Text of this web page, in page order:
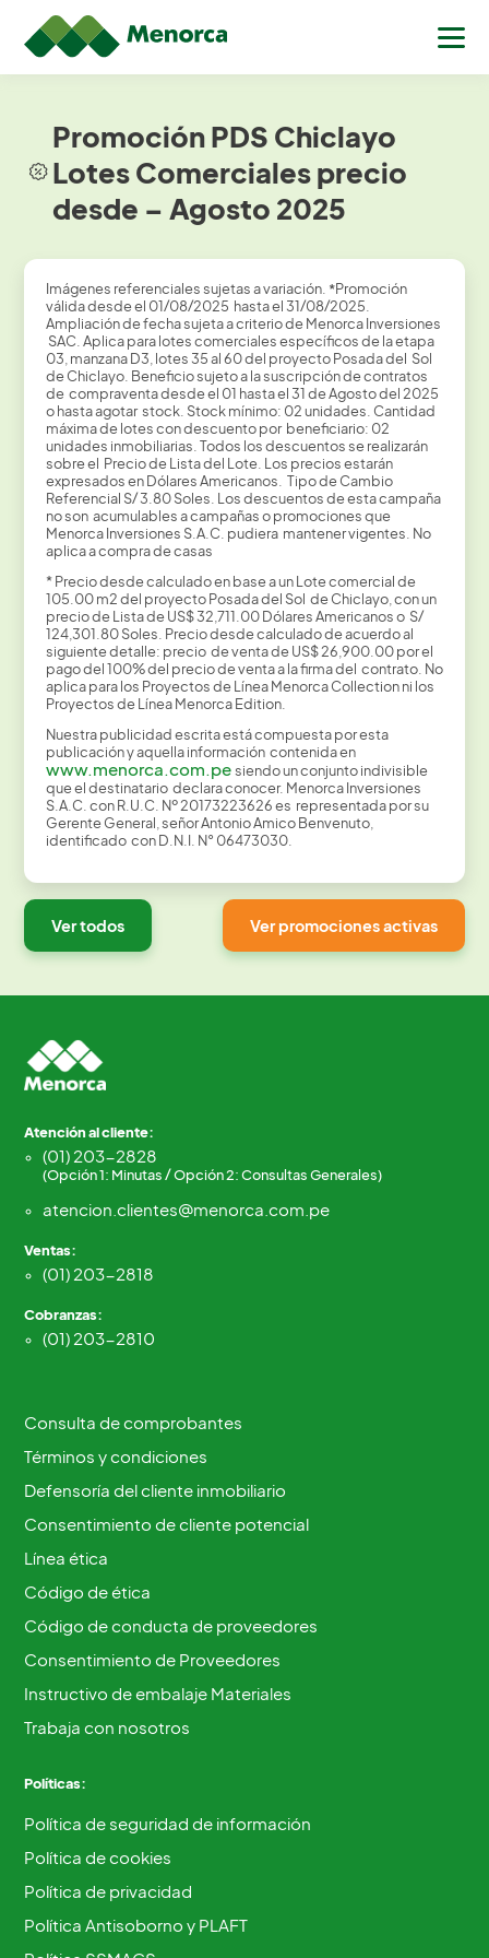
Promoción PDS Chiclayo
Lotes Comerciales precio
desde – Agosto 2025
Imágenes referenciales sujetas a variación. *Promoción
válida desde el 01/08/2025 hasta el 31/08/2025.
Ampliación de fecha sujeta a criterio de Menorca Inversiones
SAC. Aplica para lotes comerciales específicos de la etapa
03, manzana D3, lotes 35 al 60 del proyecto Posada del Sol
de Chiclayo. Beneficio sujeto a la suscripción de contratos
de compraventa desde el 01 hasta el 31 de Agosto del 2025
o hasta agotar stock. Stock mínimo: 02 unidades. Cantidad
máxima de lotes con descuento por beneficiario: 02
unidades inmobiliarias. Todos los descuentos se realizarán
sobre el Precio de Lista del Lote. Los precios estarán
expresados en Dólares Americanos. Tipo de Cambio
Referencial S/ 3.80 Soles. Los descuentos de esta campaña
no son acumulables a campañas o promociones que
Menorca Inversiones S.A.C. pudiera mantener vigentes. No
aplica a compra de casas
* Precio desde calculado en base a un Lote comercial de
105.00 m2 del proyecto Posada del Sol de Chiclayo, con un
precio de Lista de US$ 32,711.00 Dólares Americanos o S/
124,301.80 Soles. Precio desde calculado de acuerdo al
siguiente detalle: precio de venta de US$ 26,900.00 por el
pago del 100% del precio de venta a la firma del contrato. No
aplica para los Proyectos de Línea Menorca Collection ni los
Proyectos de Línea Menorca Edition.
Nuestra publicidad escrita está compuesta por esta
publicación y aquella información contenida en
www.menorca.com.pe siendo un conjunto indivisible
que el destinatario declara conocer. Menorca Inversiones
S.A.C. con R.U.C. Nº 20173223626 es representada por su
Gerente General, señor Antonio Amico Benvenuto,
identificado con D.N.I. N° 06473030.
Ver todos Ver promociones activas
Atención al cliente:
(01) 203-2828
(Opción 1: Minutas / Opción 2: Consultas Generales)
atencion.clientes@menorca.com.pe
Ventas:
(01) 203-2818
Cobranzas:
(01) 203-2810
Consulta de comprobantes
Términos y condiciones
Defensoría del cliente inmobiliario
Consentimiento de cliente potencial
Línea ética
Código de ética
Código de conducta de proveedores
Consentimiento de Proveedores
Instructivo de embalaje Materiales
Trabaja con nosotros
Políticas:
Política de seguridad de información
Política de cookies
Política de privacidad
Política Antisoborno y PLAFT